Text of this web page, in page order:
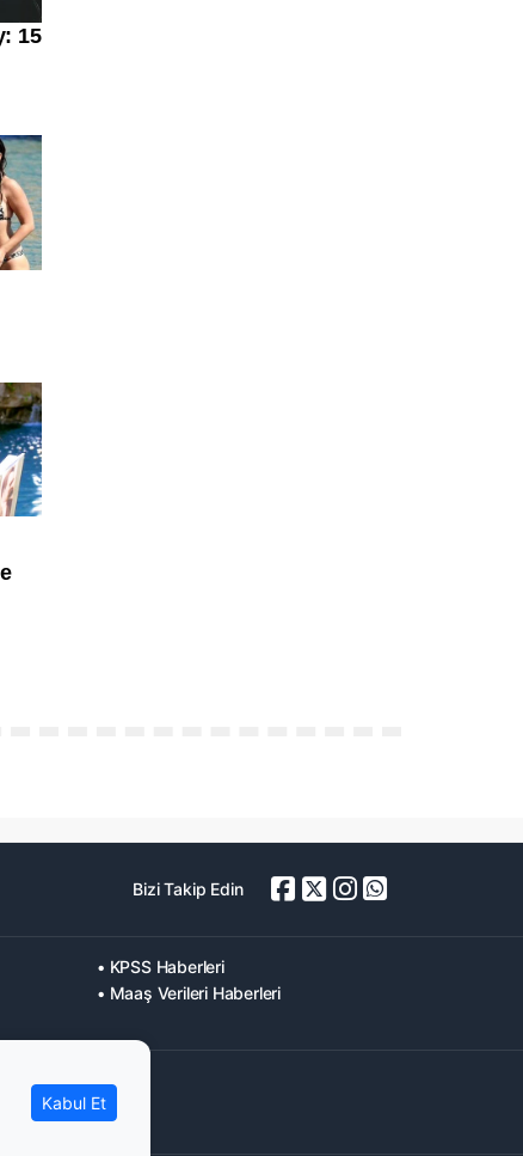
Bizi Takip Edin
• KPSS Haberleri
• Maaş Verileri Haberleri
Kabul Et